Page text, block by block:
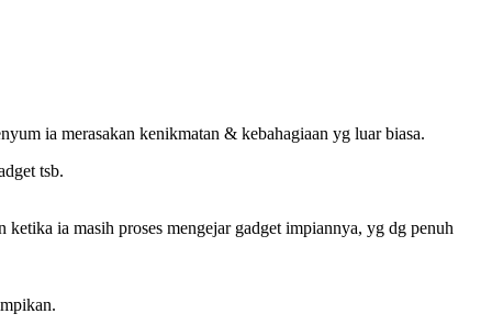
ia merasakan kenikmatan & kebahagiaan yg luar biasa.
tsb.
ketika ia masih proses mengejar gadget impiannya, yg dg penuh